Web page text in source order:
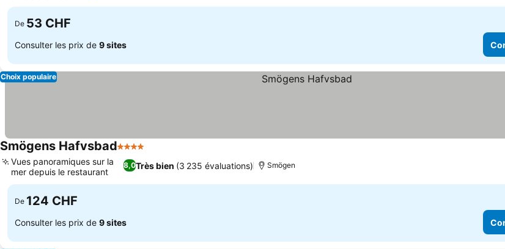
De 53 CHF
Consulter les prix de 9 sites
Choix populaire
Smögens Hafvsbad4 Étoiles
8,0Très bien (3 235 évaluations)
Vues panoramiques sur la
mer depuis le restaurant
Smögen
De 124 CHF
Consulter les prix de 9 sites